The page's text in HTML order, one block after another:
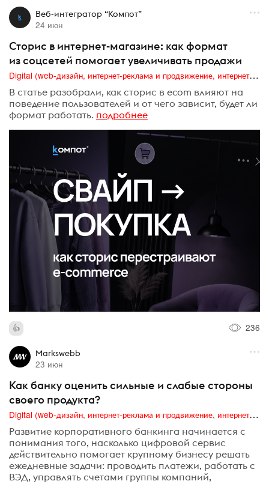
Веб-интегратор “Компот”
24 июн
Сторис в интернет-магазине: как формат
из соцсетей помогает увеличивать продажи
Digital (web-дизайн, интернет-реклама и продвижение, интернет-сообщества и блоги, интернет-коммуникации, мобильный маркетинг, реклама на цифровых экранах)
В статье разобрали, как сторис в ecom влияют на
поведение пользователей и от чего зависит, будет ли
формат работать. подробнее
236
Markswebb
23 июн
Как банку оценить сильные и слабые стороны
своего продукта?
Digital (web-дизайн, интернет-реклама и продвижение, интернет-сообщества и блоги, интернет-коммуникации, мобильный маркетинг, реклама на цифровых экранах)
Развитие корпоративного банкинга начинается с
понимания того, насколько цифровой сервис
действительно помогает крупному бизнесу решать
ежедневные задачи: проводить платежи, работать с
ВЭД, управлять счетами группы компаний,